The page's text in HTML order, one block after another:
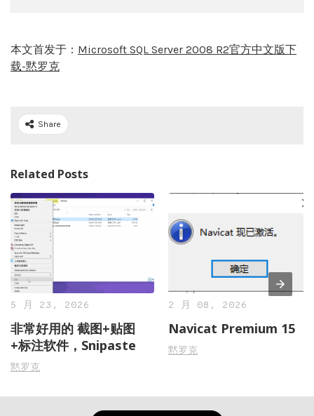
本文首发于： Microsoft SQL Server 2008 R2官方中文版下
载-黙罗克
Share
Related Posts
5 月 23, 2026
非常好用的 截图+贴图
+标注软件，Snipaste
黙罗克
2 月 08, 2026
Navicat Premium 15
黙罗克